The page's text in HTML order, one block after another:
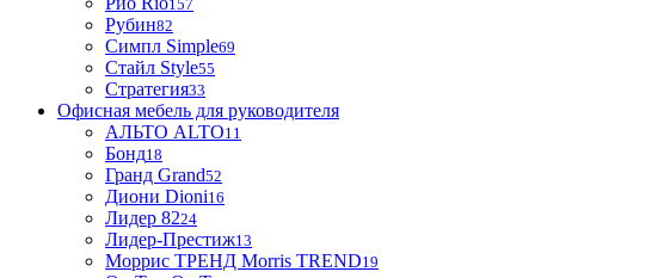
157
Рубин82
Симпл Simple69
Стайл Style55
Стратегия33
Офисная мебель для руководителя
АЛЬТО ALTO11
Бонд18
Гранд Grand52
Диони Dioni16
Лидер 8224
Лидер-Престиж13
Моррис ТРЕНД Morris TREND19